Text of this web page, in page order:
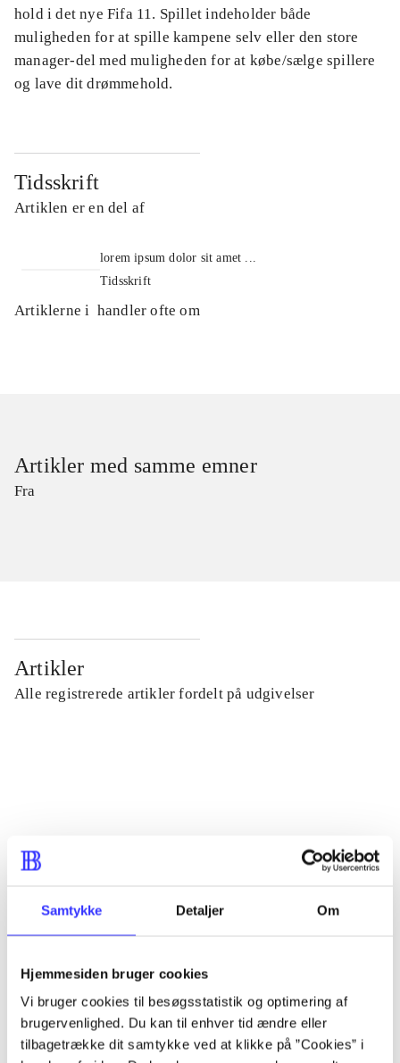
Samtykke Detaljer Om
Hjemmesiden bruger cookies
Vi bruger cookies til besøgsstatistik og optimering af
brugervenlighed. Du kan til enhver tid ændre eller
tilbagetrække dit samtykke ved at klikke på ”Cookies” i
hold i det nye Fifa 11. Spillet indeholder både
muligheden for at spille kampene selv eller den store
manager-del med muligheden for at købe/sælge spillere
og lave dit drømmehold.
Tidsskrift
Artiklen er en del af
lorem ipsum dolor sit amet ...
Tidsskrift
Artiklerne i handler ofte om
Artikler med samme emner
Fra
Artikler
Alle registrerede artikler fordelt på udgivelser
...
...